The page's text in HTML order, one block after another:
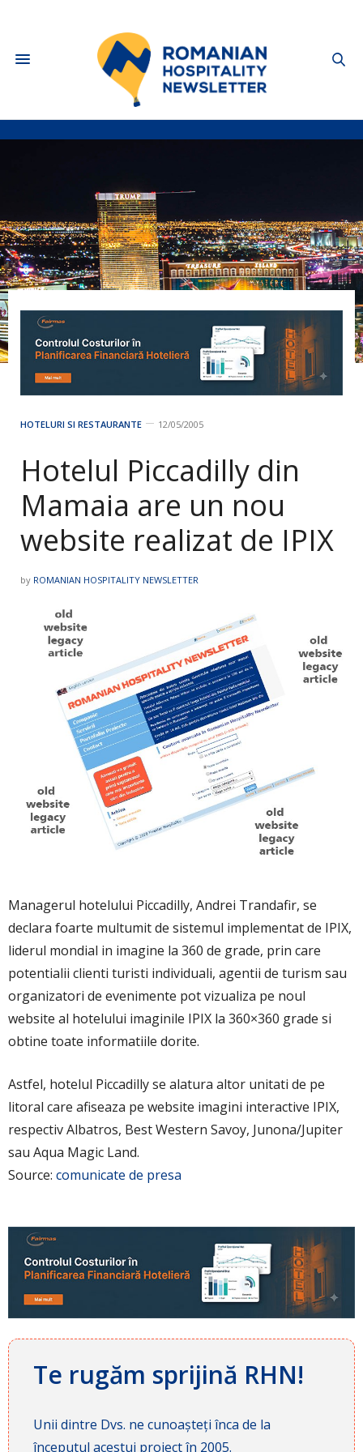
HOTELURI SI RESTAURANTE 12/05/2005
Hotelul Piccadilly din
Mamaia are un nou
website realizat de IPIX
by ROMANIAN HOSPITALITY NEWSLETTER
Managerul hotelului Piccadilly, Andrei Trandafir, se
declara foarte multumit de sistemul implementat de IPIX,
liderul mondial in imagine la 360 de grade, prin care
potentialii clienti turisti individuali, agentii de turism sau
organizatori de evenimente pot vizualiza pe noul
website al hotelului imaginile IPIX la 360×360 grade si
obtine toate informatiile dorite.
Astfel, hotelul Piccadilly se alatura altor unitati de pe
litoral care afiseaza pe website imagini interactive IPIX,
respectiv Albatros, Best Western Savoy, Junona/Jupiter
sau Aqua Magic Land.
Source: comunicate de presa
Te rugăm sprijină RHN!
Unii dintre Dvs. ne cunoașteți înca de la
începutul acestui proiect în 2005.